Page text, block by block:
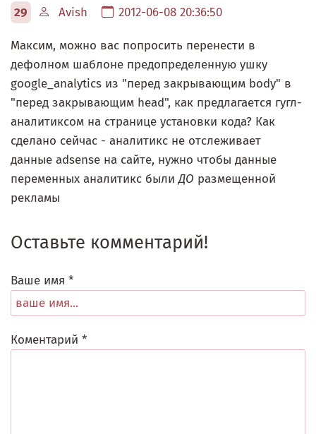
29 Avish 2012-06-08 20:36:50
Максим, можно вас попросить перенести в
дефолном шаблоне предопределенную ушку
google_analytics из "перед закрывающим body" в
"перед закрывающим head", как предлагается гугл-
аналитиксом на странице установки кода? Как
сделано сейчас - аналитикс не отслеживает
данные adsense на сайте, нужно чтобы данные
переменных аналитикс былиДО размещенной
рекламы
Оставьте комментарий!
Ваше имя *
Коментарий *